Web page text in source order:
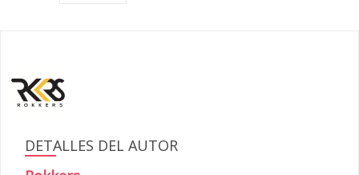
DETALLES DEL AUTOR